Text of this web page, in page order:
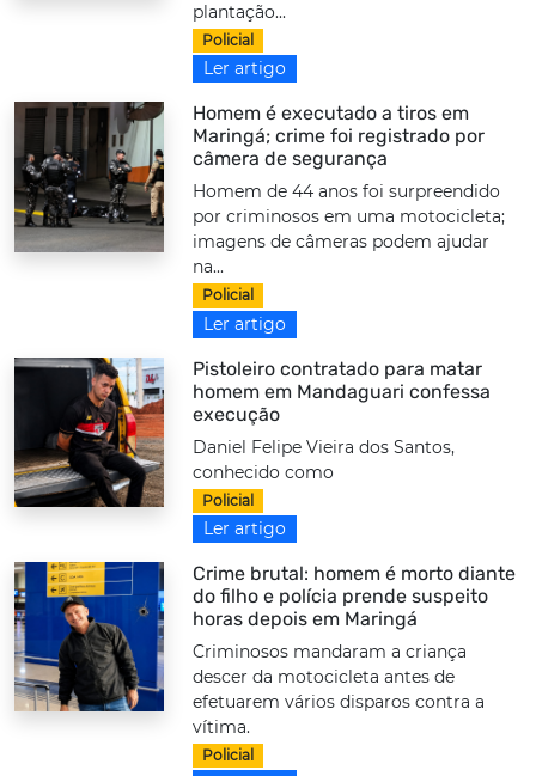
plantação...
Policial
Ler artigo
Homem é executado a tiros em
Maringá; crime foi registrado por
câmera de segurança
Homem de 44 anos foi surpreendido
por criminosos em uma motocicleta;
imagens de câmeras podem ajudar
na...
Policial
Ler artigo
Pistoleiro contratado para matar
homem em Mandaguari confessa
execução
Daniel Felipe Vieira dos Santos,
conhecido como
Policial
Ler artigo
Crime brutal: homem é morto diante
do filho e polícia prende suspeito
horas depois em Maringá
Criminosos mandaram a criança
descer da motocicleta antes de
efetuarem vários disparos contra a
vítima.
Policial